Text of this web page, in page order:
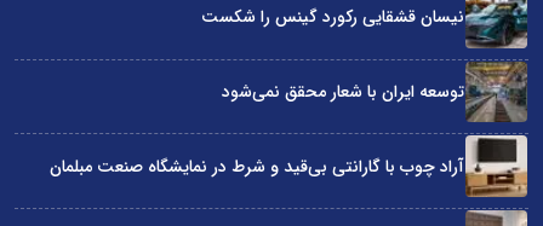
نیسان قشقایی رکورد گینس را شکست
توسعه ایران با شعار محقق نمی‌شود
آراد چوب با گارانتی بی‌قید و شرط در نمایشگاه صنعت مبلمان